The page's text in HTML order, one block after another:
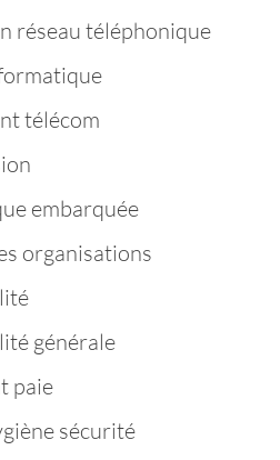
réseau téléphonique
télécom
embarquée
organisations
générale
paie
sécurité